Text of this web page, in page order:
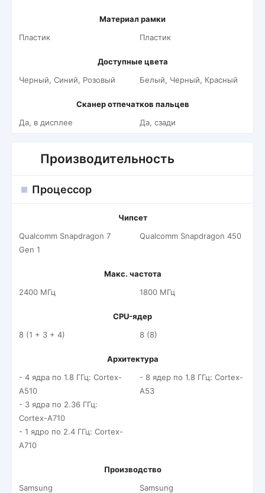
Материал рамки
Пластик
Пластик
Доступные цвета
Черный, Синий, Розовый
Белый, Черный, Красный
Сканер отпечатков пальцев
Да, в дисплее
Да, сзади
Производительность
Процессор
Чипсет
Qualcomm Snapdragon 7
Gen 1
Qualcomm Snapdragon 450
Макс. частота
2400 МГц
1800 МГц
CPU-ядер
8 (1 + 3 + 4)
8 (8)
Архитектура
- 4 ядра по 1.8 ГГц: Cortex-
A510
- 3 ядра по 2.36 ГГц:
Cortex-A710
- 1 ядро по 2.4 ГГц: Cortex-
A710
- 8 ядер по 1.8 ГГц: Cortex-
A53
Производство
Samsung
Samsung